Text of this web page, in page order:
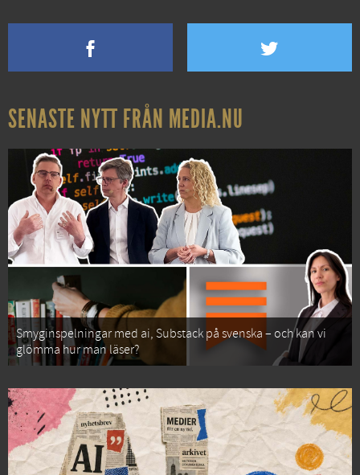
SENASTE NYTT FRÅN MEDIA.NU
Smyginspelningar med ai, Substack på svenska – och kan vi
glömma hur man läser?